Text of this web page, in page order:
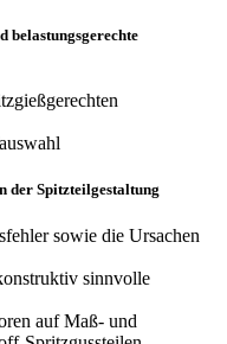
belastungsgerechte
der Spitzteilgestaltung
sowie die Ursachen
sinnvolle
auf Maß- und